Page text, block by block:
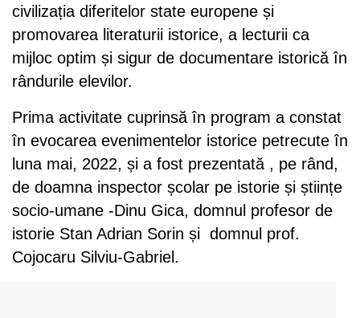
civilizația diferitelor state europene și
promovarea literaturii istorice, a lecturii ca
mijloc optim și sigur de documentare istorică în
rândurile elevilor.
Prima activitate cuprinsă în program a constat
în evocarea evenimentelor istorice petrecute în
luna mai, 2022, și a fost prezentată , pe rând,
de doamna inspector școlar pe istorie și științe
socio-umane -Dinu Gica, domnul profesor de
istorie Stan Adrian Sorin și domnul prof.
Cojocaru Silviu-Gabriel.